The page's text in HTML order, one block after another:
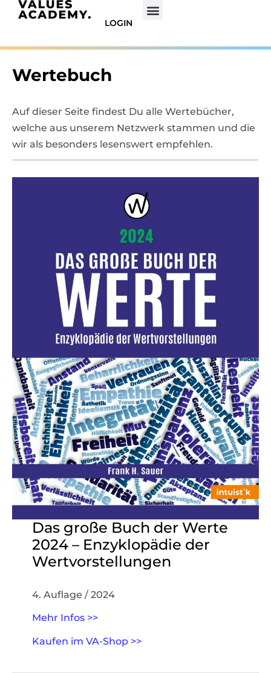
LOGIN
Wertebuch
Auf dieser Seite findest Du alle Wertebücher,
welche aus unserem Netzwerk stammen und die
wir als besonders lesenswert empfehlen.
Das große Buch der Werte
2024 – Enzyklopädie der
Wertvorstellungen
4. Auflage / 2024
Mehr Infos >>
Kaufen im VA-Shop >>